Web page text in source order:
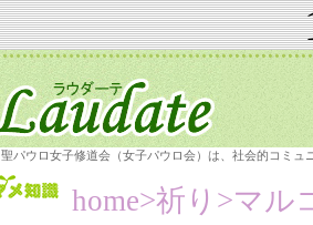
聖パウロ女子修道会（女子パウロ会）は、社会的コミ
home>祈り>マル